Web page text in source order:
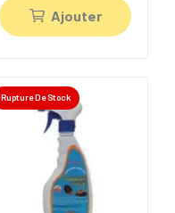
Ajouter
Rupture De Stock